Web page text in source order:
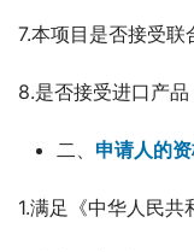
7.本项目是否接受联
8.是否接受进口产品
二、 申请人的资
1.满足《中华人民共